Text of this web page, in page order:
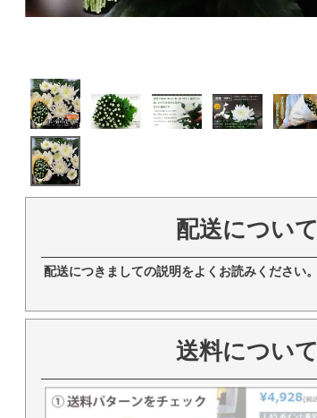
配送について
配送につきましての説明をよくお読みください。
送料について